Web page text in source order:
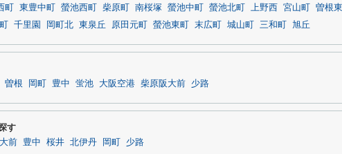
東豊中町 螢池西町 柴原町 南桜塚 螢池中町 螢池北町 上野西 宮山町 曽根東
千里園 岡町北 東泉丘 原田元町 螢池東町 末広町 城山町 三和町 旭丘
曽根 岡町 豊中 蛍池 大阪空港 柴原阪大前 少路
す
前 豊中 桜井 北伊丹 岡町 少路